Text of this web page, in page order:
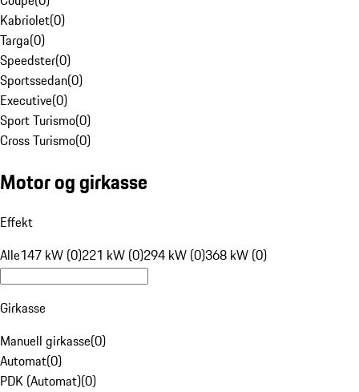
Kabriolet(0)
Targa(0)
Speedster(0)
Sportssedan(0)
Executive(0)
Sport Turismo(0)
Cross Turismo(0)
Motor og girkasse
Effekt
Alle147 kW (0)221 kW (0)294 kW (0)368 kW (0)
Girkasse
Manuell girkasse(0)
Automat(0)
PDK (Automat)(0)